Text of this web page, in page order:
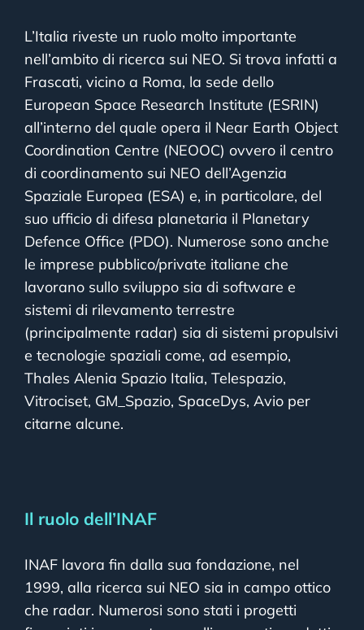
L’Italia riveste un ruolo molto importante
nell’ambito di ricerca sui NEO. Si trova infatti a
Frascati, vicino a Roma, la sede dello
European Space Research Institute (ESRIN)
all’interno del quale opera il Near Earth Object
Coordination Centre (NEOOC) ovvero il centro
di coordinamento sui NEO dell’Agenzia
Spaziale Europea (ESA) e, in particolare, del
suo ufficio di difesa planetaria il Planetary
Defence Office (PDO). Numerose sono anche
le imprese pubblico/private italiane che
lavorano sullo sviluppo sia di software e
sistemi di rilevamento terrestre
(principalmente radar) sia di sistemi propulsivi
e tecnologie spaziali come, ad esempio,
Thales Alenia Spazio Italia, Telespazio,
Vitrociset, GM_Spazio, SpaceDys, Avio per
citarne alcune.
Il ruolo dell’INAF
INAF lavora fin dalla sua fondazione, nel
1999, alla ricerca sui NEO sia in campo ottico
che radar. Numerosi sono stati i progetti